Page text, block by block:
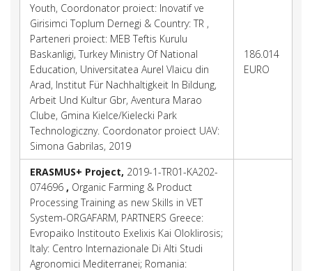
Youth, Coordonator proiect: Inovatif ve
Girisimci Toplum Dernegi & Country: TR ,
Parteneri proiect: MEB Teftis Kurulu
Baskanligi, Turkey Ministry Of National
Education, Universitatea Aurel Vlaicu din
Arad, Institut Für Nachhaltigkeit In Bildung,
Arbeit Und Kultur Gbr, Aventura Marao
Clube, Gmina Kielce/Kielecki Park
Technologiczny. Coordonator proiect UAV:
Simona Gabrilas, 2019
186.014
EURO
ERASMUS+ Project, 2019-1-TR01-KA202-
074696 , Organic Farming & Product
Processing Training as new Skills in VET
System-ORGAFARM, PARTNERS Greece:
Evropaiko Institouto Exelixis Kai Oloklirosis;
Italy: Centro Internazionale Di Alti Studi
Agronomici Mediterranei; Romania: